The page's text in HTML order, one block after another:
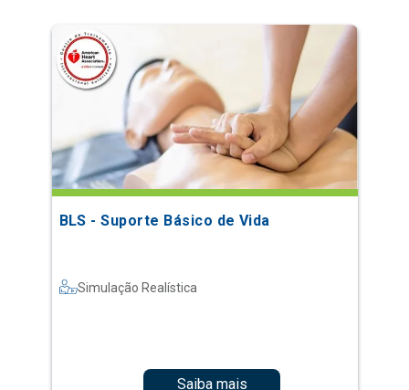
BLS - Suporte Básico de Vida
Simulação Realística
Saiba mais